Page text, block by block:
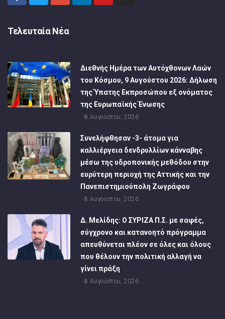
Τελευταία Νέα
Διεθνής Ημέρα των Αυτόχθονων Λαών
του Κόσμου, 9 Αυγούστου 2026: Δήλωση
της Ύπατης Εκπροσώπου εξ ονόματος
της Ευρωπαϊκής Ένωσης
8 Αυγούστου, 2026
Συνελήφθησαν -3- άτομα για
καλλιέργεια δενδρυλλίων κάνναβης
μέσω της υδροπονικής μεθόδου στην
ευρύτερη περιοχή της Αττικής και την
Πανεπιστημιούπολη Ζωγράφου
8 Αυγούστου, 2026
Δ. Μελίδης: Ο ΣΥΡΙΖΑ Π.Σ. με σαφές,
σύγχρονο και κατανοητό πρόγραμμα
απευθύνεται πλέον σε όλες και όλους
που θέλουν την πολιτική αλλαγή να
γίνει πράξη
8 Αυγούστου, 2026